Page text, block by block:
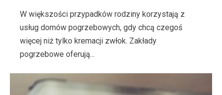
W większości przypadków rodziny korzystają z
usług domów pogrzebowych, gdy chcą czegoś
więcej niż tylko kremacji zwłok. Zakłady
pogrzebowe oferują...